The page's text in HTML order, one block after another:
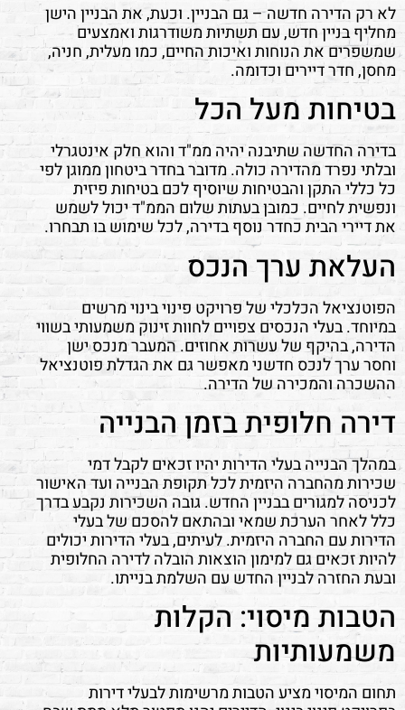
לא רק הדירה חדשה – גם הבניין. וכעת, את הבניין הישן
מחליף בניין חדש, עם תשתיות משודרגות ואמצעים
שמשפרים את הנוחות ואיכות החיים, כמו מעלית, חניה,
מחסן, חדר דיירים וכדומה.
בטיחות מעל הכל
בדירה החדשה שתיבנה יהיה ממ"ד והוא חלק אינטגרלי
ובלתי נפרד מהדירה כולה. מדובר בחדר ביטחון ממוגן לפי
כל כללי התקן והבטיחות שיוסיף לכם בטיחות פיזית
ונפשית לחיים. כמובן בעתות שלום הממ"ד יכול לשמש
את דיירי הבית כחדר נוסף בדירה, לכל שימוש בו תבחרו.
העלאת ערך הנכס
הפוטנציאל הכלכלי של פרויקט פינוי בינוי מרשים
במיוחד. בעלי הנכסים צפויים לחוות זינוק משמעותי בשווי
הדירה, בהיקף של עשרות אחוזים. המעבר מנכס ישן
וחסר ערך לנכס חדשני מאפשר גם את הגדלת פוטנציאל
ההשכרה והמכירה של הדירה.
דירה חלופית בזמן הבנייה
במהלך הבנייה בעלי הדירות יהיו זכאים לקבל דמי
שכירות מהחברה היזמית לכל תקופת הבנייה ועד האישור
לכניסה למגורים בבניין החדש. גובה השכירות נקבע בדרך
כלל לאחר הערכת שמאי ובהתאם להסכם של בעלי
הדירות עם החברה היזמית. לעיתים, בעלי הדירות יכולים
להיות זכאים גם למימון הוצאות הובלה לדירה החלופית
ובעת החזרה לבניין החדש עם השלמת בנייתו.
הטבות מיסוי: הקלות
משמעותיות
תחום המיסוי מציע הטבות מרשימות לבעלי דירות